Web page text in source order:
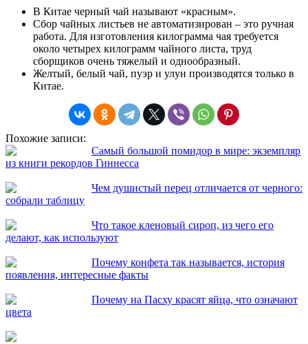
В Китае черный чай называют «красным».
Сбор чайных листьев не автоматизирован – это ручная
работа. Для изготовления килограмма чая требуется
около четырех килограмм чайного листа, труд
сборщиков очень тяжелый и однообразный.
Желтый, белый чай, пуэр и улун производятся только в
Китае.
Похожие записи:
Самый большой помидор в мире: экземпляр
из книги рекордов Гиннесса
Чем душистый перец отличается от черного:
собрали таблицу
Что такое кленовый сироп, из чего его
делают, как используют
Почему конфета так называется, история
появления, интересные факты
Почему на Пасху красят яйца, что означают
цвета